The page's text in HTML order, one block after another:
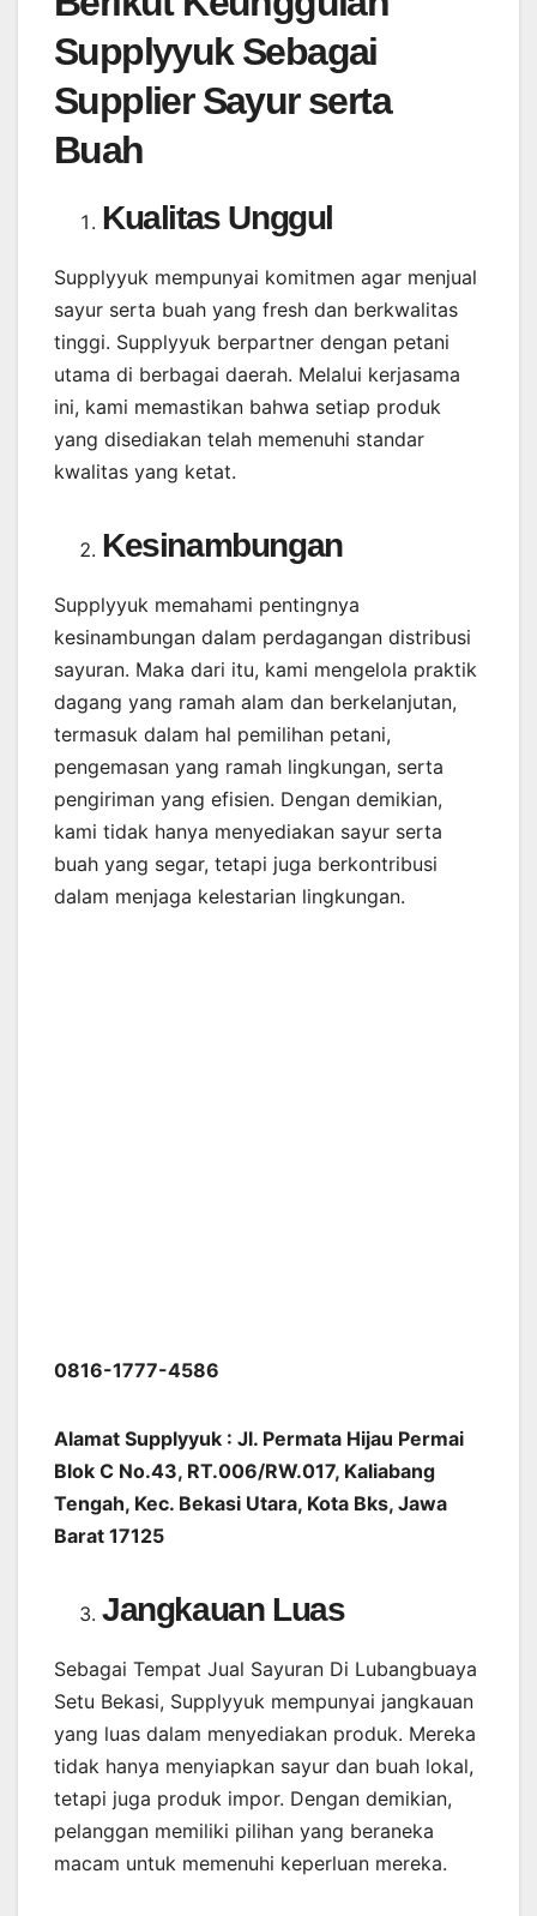
Supplyyuk Sebagai
Supplier Sayur serta
Buah
Kualitas Unggul
Supplyyuk mempunyai komitmen agar menjual
sayur serta buah yang fresh dan berkwalitas
tinggi. Supplyyuk berpartner dengan petani
utama di berbagai daerah. Melalui kerjasama
ini, kami memastikan bahwa setiap produk
yang disediakan telah memenuhi standar
kwalitas yang ketat.
Kesinambungan
Supplyyuk memahami pentingnya
kesinambungan dalam perdagangan distribusi
sayuran. Maka dari itu, kami mengelola praktik
dagang yang ramah alam dan berkelanjutan,
termasuk dalam hal pemilihan petani,
pengemasan yang ramah lingkungan, serta
pengiriman yang efisien. Dengan demikian,
kami tidak hanya menyediakan sayur serta
buah yang segar, tetapi juga berkontribusi
dalam menjaga kelestarian lingkungan.
0816-1777-4586
Alamat Supplyyuk : Jl. Permata Hijau Permai
Blok C No.43, RT.006/RW.017, Kaliabang
Tengah, Kec. Bekasi Utara, Kota Bks, Jawa
Barat 17125
Jangkauan Luas
Sebagai Tempat Jual Sayuran Di Lubangbuaya
Setu Bekasi, Supplyyuk mempunyai jangkauan
yang luas dalam menyediakan produk. Mereka
tidak hanya menyiapkan sayur dan buah lokal,
tetapi juga produk impor. Dengan demikian,
pelanggan memiliki pilihan yang beraneka
macam untuk memenuhi keperluan mereka.